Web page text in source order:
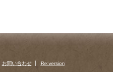
お問い合わせ Re:version